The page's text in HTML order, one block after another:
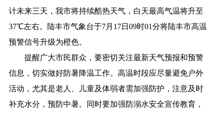
计未来三天，我市将持续酷热天气，白天最高气温将升至
37℃左右。陆丰市气象台于7月17日09时01分将陆丰市高温
预警信号升级为橙色。
提醒广大市民群众，要密切关注最新天气预报和预警
信息，切实做好防暑降温工作。高温时段应尽量避免户外
活动，尤其是老人、儿童及体弱者需加强防护，注意及时
补充水分，预防中暑。同时要加强防溺水安全宣传教育，